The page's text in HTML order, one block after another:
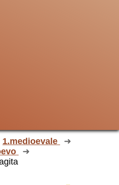
1.medioevale